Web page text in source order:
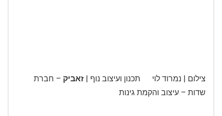
צילום | נמרוד לוי תכנון ועיצוב נוף | זאביק – חברת
שדות – עיצוב והקמת גינות